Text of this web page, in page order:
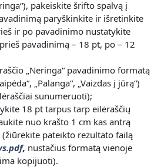
pakeiskite šrifto spalvą į
paryškinkite ir išretinkite
ir po pavadinimo nustatykite
pavadinimą – 18 pt, po – 12
„Neringa“ pavadinimo formatą
„Palanga“, „Vaizdas į jūrą“)
sunumeruoti);
18 pt tarpus tarp eilėraščių
nuo krašto 1 cm kas antrą
pateikto rezultato failą
, nustačius formatą vienoje
kopijuoti).